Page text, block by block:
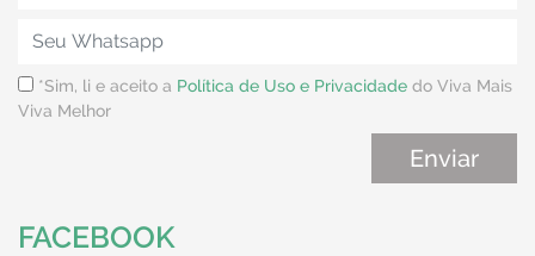
*Sim, li e aceito a Política de Uso e Privacidade do Viva Mais
Viva Melhor
FACEBOOK